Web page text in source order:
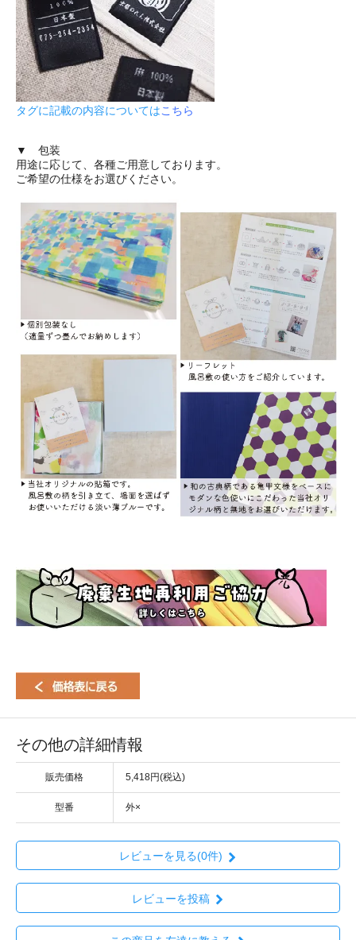
タグに記載の内容についてはこちら
▼ 包装
用途に応じて、各種ご用意しております。
ご希望の仕様をお選びください。
その他の詳細情報
販売価格 5,418円(税込)
型番 外×
レビューを見る(0件)
レビューを投稿